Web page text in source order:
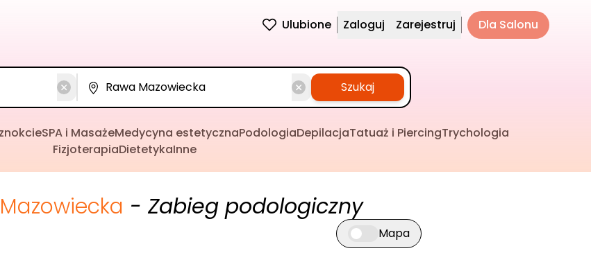
Ulubione Zaloguj Zarejestruj Dla Salonu
Szukaj
SPA i MasażeMedycyna estetycznaPodologiaDepilacjaTatuaż i PiercingTrychologia
FizjoterapiaDietetykaInne
- Zabieg podologiczny
Przełącz widok mapy
Mapa